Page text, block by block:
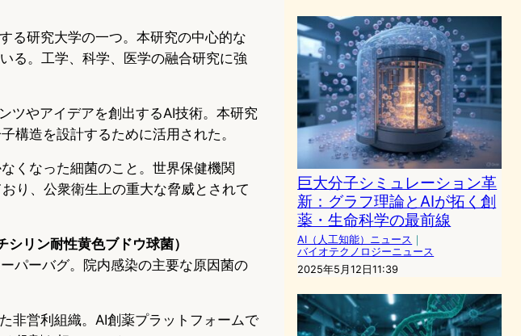
る研究大学の一つ。本研究の中心的な
る。工学、科学、医学の融合研究に強
ツやアイデアを創出するAI技術。本研究
構造を設計するために活用された。
くなった細菌のこと。世界保健機関
り、公衆衛生上の重大な脅威とされて
ン耐性黄色ブドウ球菌）
パーバグ。院内感染の主要な原因菌の
非営利組織。AI創薬プラットフォームで
巨大分子シミュレーション革
新：グラフ理論とAIが拓く創
薬・生命科学の最前線
AI（人工知能）ニュース ｜
バイオテクノロジーニュース
2025年5月12日11:39